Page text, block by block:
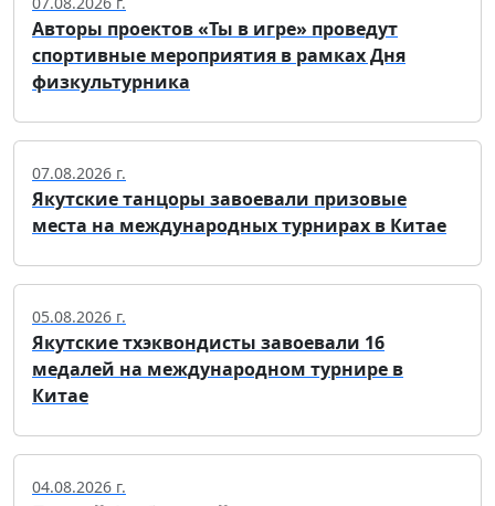
Авторы проектов «Ты в игре» проведут
спортивные мероприятия в рамках Дня
физкультурника
07.08.2026 г.
Якутские танцоры завоевали призовые
места на международных турнирах в Китае
05.08.2026 г.
Якутские тхэквондисты завоевали 16
медалей на международном турнире в
Китае
04.08.2026 г.